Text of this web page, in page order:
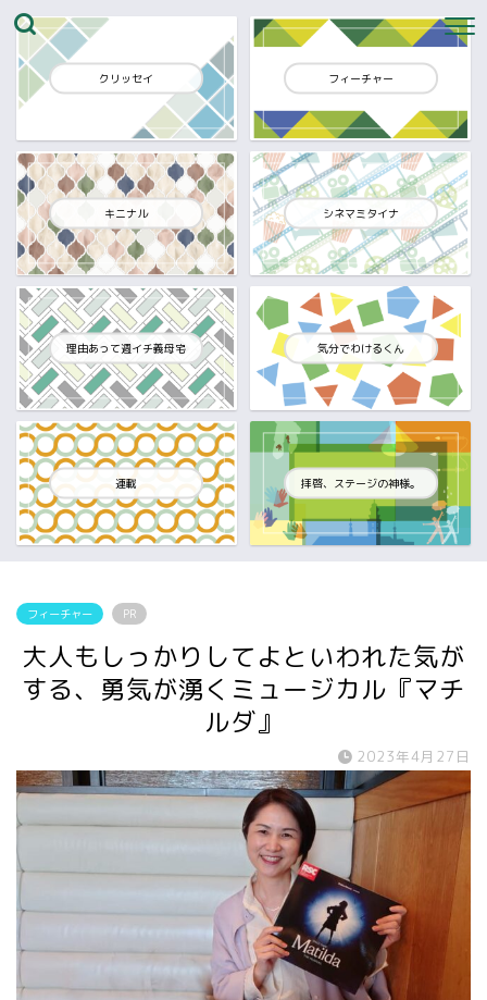
クリッセイ フィーチャー
キニナル シネマミタイナ
理由あって週イチ義母宅 気分でわけるくん
連載 拝啓、ステージの神様。
フィーチャー PR
大人もしっかりしてよといわれた気が
する、勇気が湧くミュージカル『マチ
ルダ』
2023年4月27日